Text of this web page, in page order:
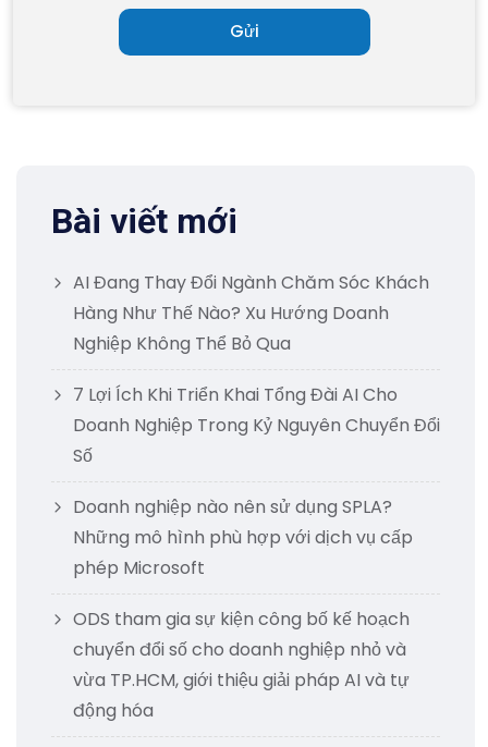
Bài viết mới
AI Đang Thay Đổi Ngành Chăm Sóc Khách
Hàng Như Thế Nào? Xu Hướng Doanh
Nghiệp Không Thể Bỏ Qua
7 Lợi Ích Khi Triển Khai Tổng Đài AI Cho
Doanh Nghiệp Trong Kỷ Nguyên Chuyển Đổi
Số
Doanh nghiệp nào nên sử dụng SPLA?
Những mô hình phù hợp với dịch vụ cấp
phép Microsoft
ODS tham gia sự kiện công bố kế hoạch
chuyển đổi số cho doanh nghiệp nhỏ và
vừa TP.HCM, giới thiệu giải pháp AI và tự
động hóa